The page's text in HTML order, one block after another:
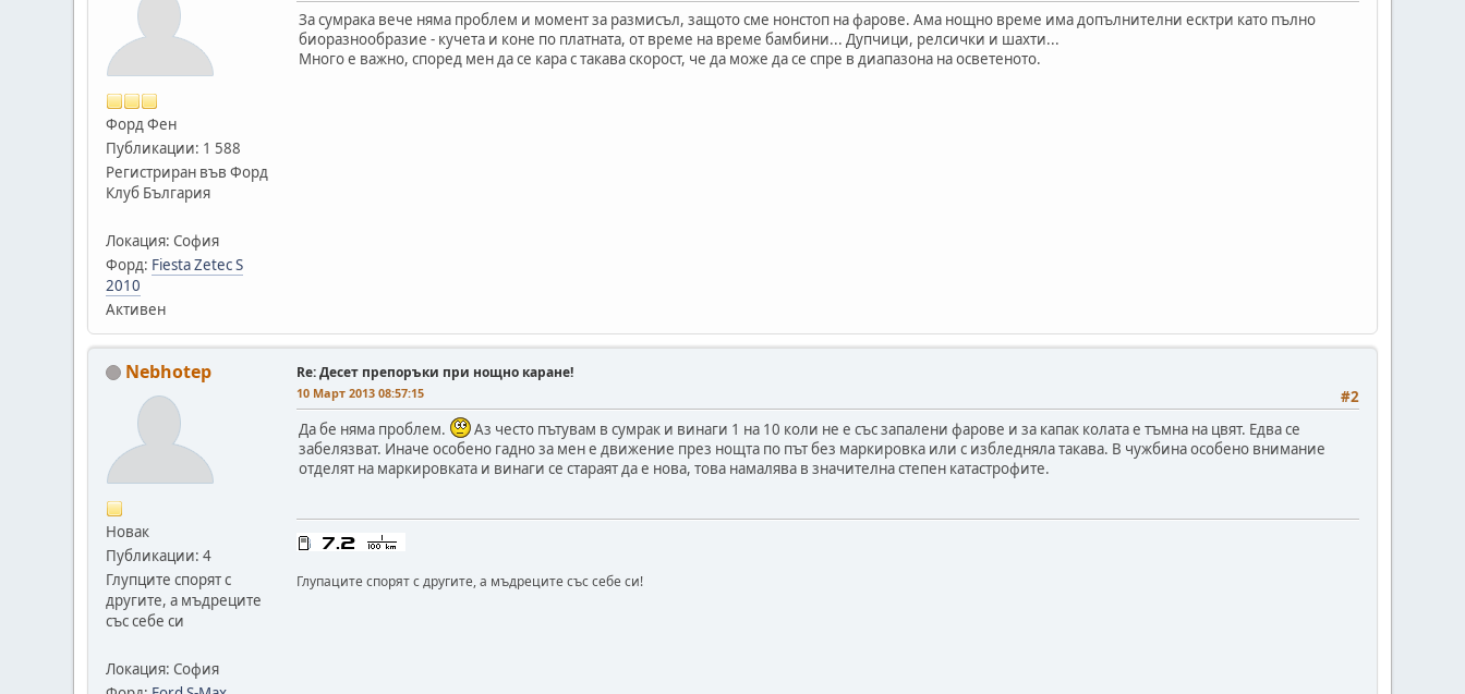
Форд Фен
Публикации: 1 588
Регистриран във Форд
Клуб България
Локация: София
Форд: Fiesta Zetec S
2010
Активен
За сумрака вече няма проблем и момент за размисъл, защото сме нонстоп на фарове. Ама нощно време има допълнителни есктри като пълно
биоразнообразие - кучета и коне по платната, от време на време бамбини... Дупчици, релсички и шахти...
Много е важно, според мен да се кара с такава скорост, че да може да се спре в диапазона на осветеното.
Nebhotep
Новак
Публикации: 4
Глупците спорят с
другите, а мъдреците
със себе си
Локация: София
Re: Десет препоръки при нощно каране!
#2
10 Март 2013 08:57:15
Да бе няма проблем.
Аз често пътувам в сумрак и винаги 1 на 10 коли не е със запалени фарове и за капак колата е тъмна на цвят. Едва се
забелязват. Иначе особено гадно за мен е движение през нощта по път без маркировка или с избледняла такава. В чужбина особено внимание
отделят на маркировката и винаги се стараят да е нова, това намалява в значителна степен катастрофите.
Глупаците спорят с другите, а мъдреците със себе си!